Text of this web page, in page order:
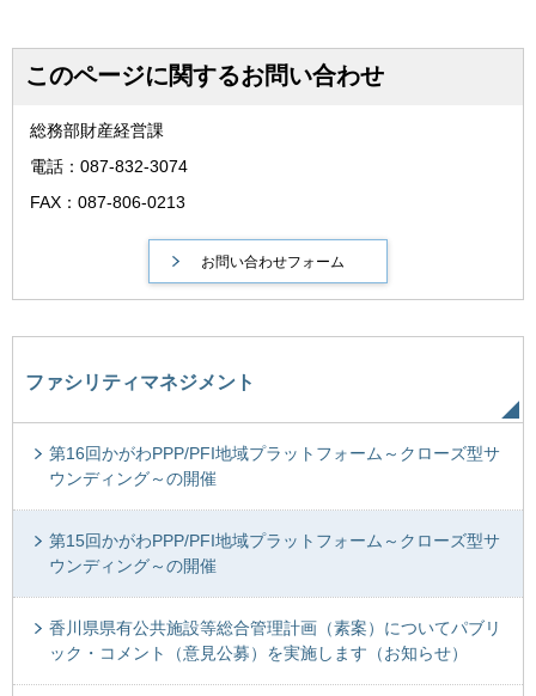
このページに関するお問い合わせ
総務部財産経営課
電話：087-832-3074
FAX：087-806-0213
ファシリティマネジメント
第16回かがわPPP/PFI地域プラットフォーム～クローズ型サ
ウンディング～の開催
第15回かがわPPP/PFI地域プラットフォーム～クローズ型サ
ウンディング～の開催
香川県県有公共施設等総合管理計画（素案）についてパブリ
ック・コメント（意見公募）を実施します（お知らせ）